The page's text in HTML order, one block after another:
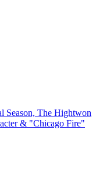
Season, The Hightwon
& "Chicago Fire"